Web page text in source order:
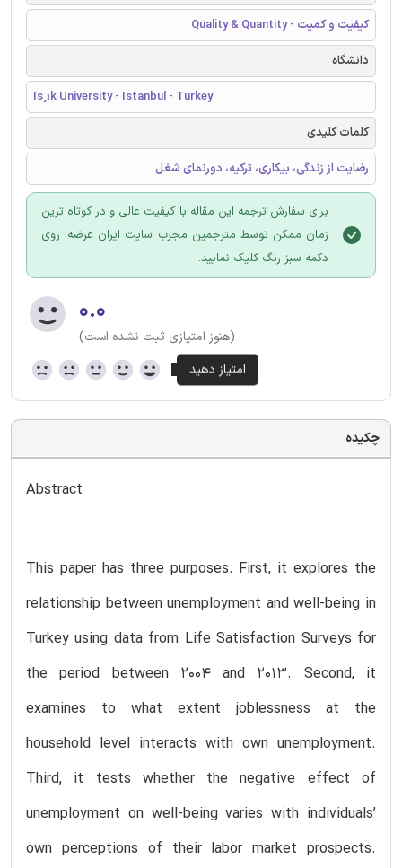
کیفیت و کمیت - Quality & Quantity
دانشگاه
Is¸ık University - Istanbul - Turkey
کلمات کلیدی
رضایت از زندگی، بیکاری، ترکیه، دورنمای شغل
برای سفارش ترجمه این مقاله با کیفیت عالی و در کوتاه ترین
زمان ممکن توسط مترجمین مجرب سایت ایران عرضه؛ روی
دکمه سبز رنگ کلیک نمایید.
۰.۰
(هنوز امتیازی ثبت نشده است)
چکیده
Abstract
This paper has three purposes. First, it explores the
relationship between unemployment and well-being in
Turkey using data from Life Satisfaction Surveys for
the period between 2004 and 2013. Second, it
examines to what extent joblessness at the
household level interacts with own unemployment.
Third, it tests whether the negative effect of
unemployment on well-being varies with individuals’
own perceptions of their labor market prospects.